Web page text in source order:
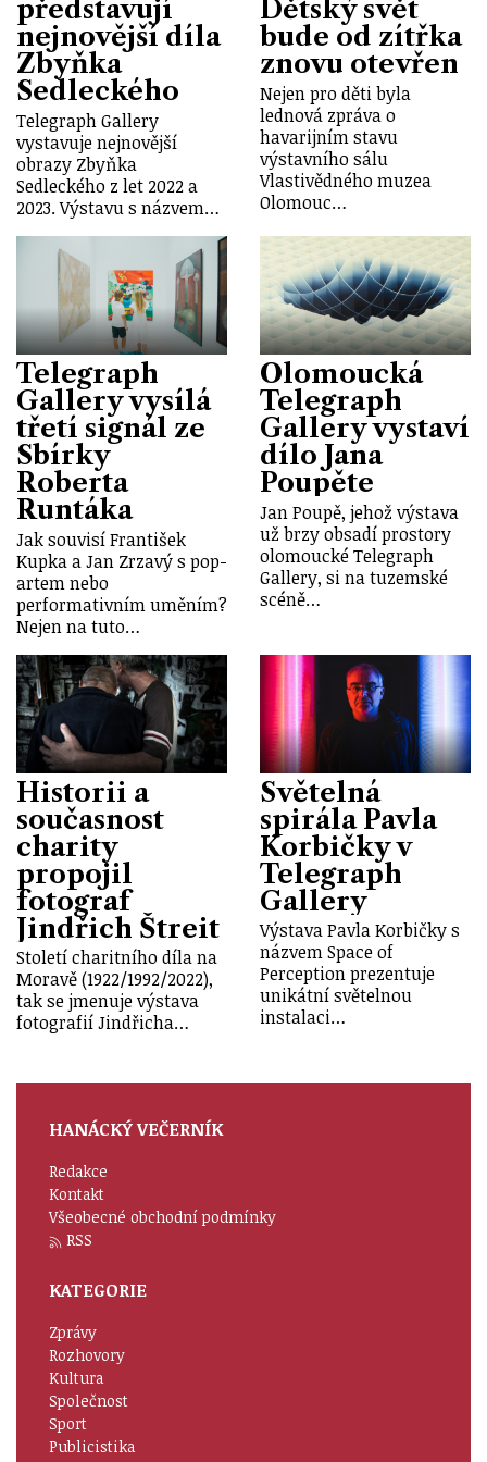
představují
nejnovější díla
Zbyňka
Sedleckého
Telegraph Gallery
vystavuje nejnovější
obrazy Zbyňka
Sedleckého z let 2022 a
2023. Výstavu s názvem…
Dětský svět
bude od zítřka
znovu otevřen
Nejen pro děti byla
lednová zpráva o
havarijním stavu
výstavního sálu
Vlastivědného muzea
Olomouc…
Telegraph
Gallery vysílá
třetí signál ze
Sbírky
Roberta
Runtáka
Jak souvisí František
Kupka a Jan Zrzavý s pop-
artem nebo
performativním uměním?
Nejen na tuto…
Olomoucká
Telegraph
Gallery vystaví
dílo Jana
Poupěte
Jan Poupě, jehož výstava
už brzy obsadí prostory
olomoucké Telegraph
Gallery, si na tuzemské
scéně…
Historii a
současnost
charity
propojil
fotograf
Jindřich Štreit
Století charitního díla na
Moravě (1922/1992/2022),
tak se jmenuje výstava
fotografií Jindřicha…
Světelná
spirála Pavla
Korbičky v
Telegraph
Gallery
Výstava Pavla Korbičky s
názvem Space of
Perception prezentuje
unikátní světelnou
instalaci…
HANÁCKÝ VEČERNÍK
Redakce
Kontakt
Všeobecné obchodní podmínky
RSS
KATEGORIE
Zprávy
Rozhovory
Kultura
Společnost
Sport
Publicistika